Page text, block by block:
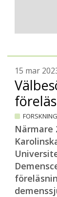
15 mar
FORSKNING
Närmare